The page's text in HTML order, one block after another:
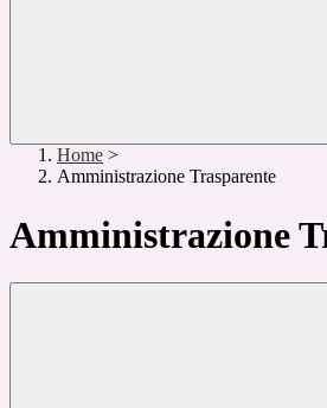
Home >
Amministrazione Trasparente
Amministrazione